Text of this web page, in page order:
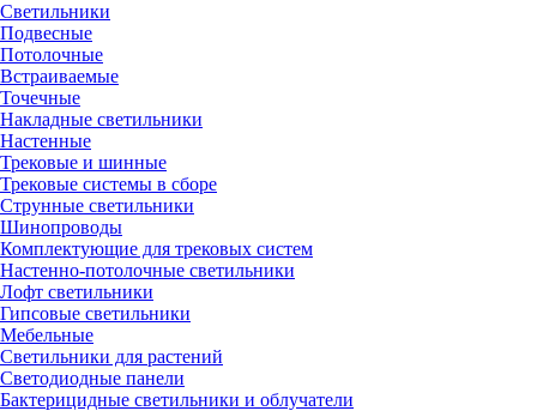
Светильники
Подвесные
Потолочные
Встраиваемые
Точечные
Накладные светильники
Настенные
Трековые и шинные
Трековые системы в сборе
Струнные светильники
Шинопроводы
Комплектующие для трековых систем
Настенно-потолочные светильники
Лофт светильники
Гипсовые светильники
Мебельные
Светильники для растений
Светодиодные панели
Бактерицидные светильники и облучатели